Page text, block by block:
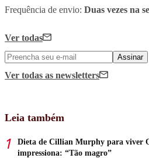
Frequência de envio: Duas vezes na
Ver todas
Assinar
Ver todas as newsletters
Leia também
Dieta de Cillian Murphy para viver
impressiona: “Tão magro”